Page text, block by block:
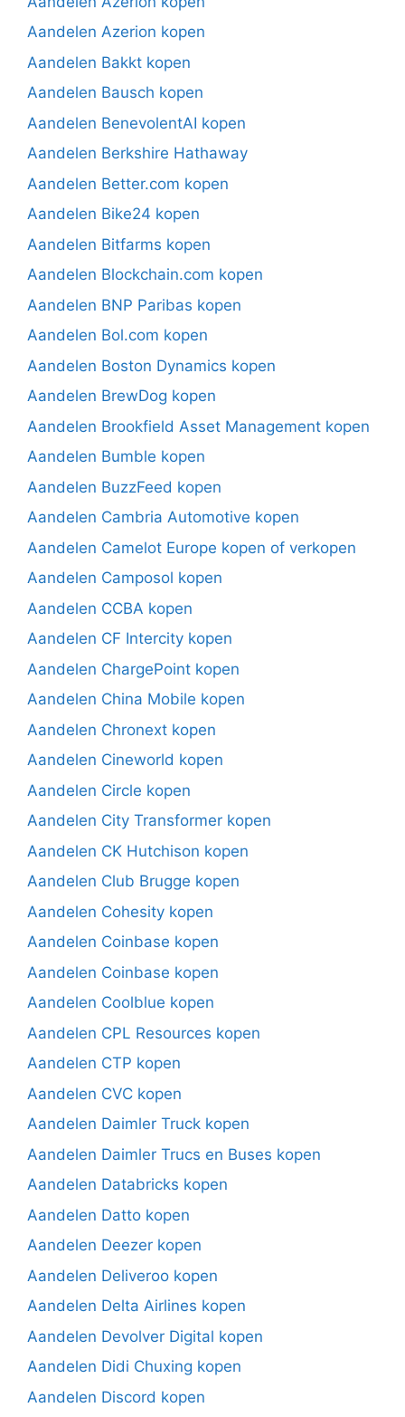
Aandelen Azerion kopen
Aandelen Bakkt kopen
Aandelen Bausch kopen
Aandelen BenevolentAI kopen
Aandelen Berkshire Hathaway
Aandelen Better.com kopen
Aandelen Bike24 kopen
Aandelen Bitfarms kopen
Aandelen Blockchain.com kopen
Aandelen BNP Paribas kopen
Aandelen Bol.com kopen
Aandelen Boston Dynamics kopen
Aandelen BrewDog kopen
Aandelen Brookfield Asset Management kopen
Aandelen Bumble kopen
Aandelen BuzzFeed kopen
Aandelen Cambria Automotive kopen
Aandelen Camelot Europe kopen of verkopen
Aandelen Camposol kopen
Aandelen CCBA kopen
Aandelen CF Intercity kopen
Aandelen ChargePoint kopen
Aandelen China Mobile kopen
Aandelen Chronext kopen
Aandelen Cineworld kopen
Aandelen Circle kopen
Aandelen City Transformer kopen
Aandelen CK Hutchison kopen
Aandelen Club Brugge kopen
Aandelen Cohesity kopen
Aandelen Coinbase kopen
Aandelen Coinbase kopen
Aandelen Coolblue kopen
Aandelen CPL Resources kopen
Aandelen CTP kopen
Aandelen CVC kopen
Aandelen Daimler Truck kopen
Aandelen Daimler Trucs en Buses kopen
Aandelen Databricks kopen
Aandelen Datto kopen
Aandelen Deezer kopen
Aandelen Deliveroo kopen
Aandelen Delta Airlines kopen
Aandelen Devolver Digital kopen
Aandelen Didi Chuxing kopen
Aandelen Discord kopen